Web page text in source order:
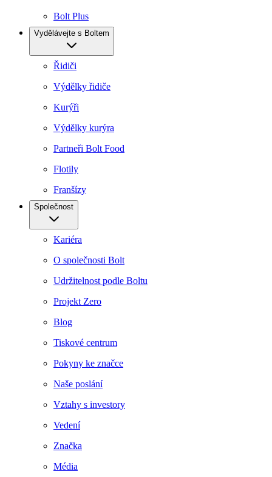
Bolt Plus
Vydělávejte s Boltem
Řidiči
Výdělky řidiče
Kurýři
Výdělky kurýra
Partneři Bolt Food
Flotily
Franšízy
Společnost
Kariéra
O společnosti Bolt
Udržitelnost podle Boltu
Projekt Zero
Blog
Tiskové centrum
Pokyny ke značce
Naše poslání
Vztahy s investory
Vedení
Značka
Média